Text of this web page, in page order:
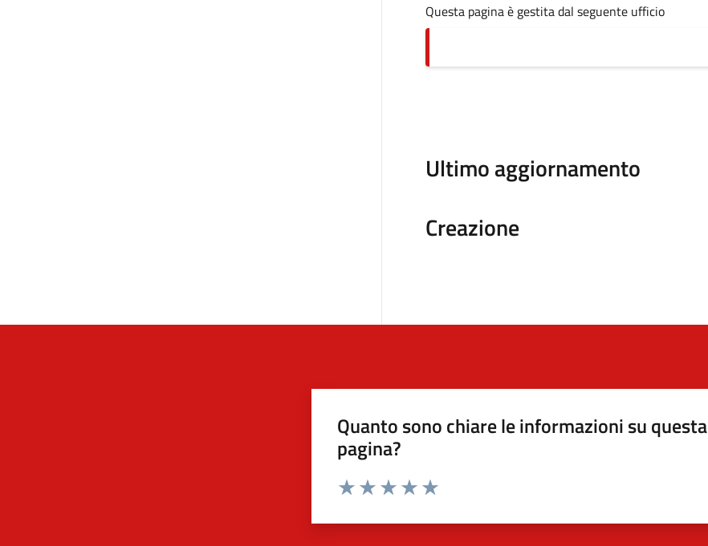
Questa pagina è gestita dal seguente ufficio
Ultimo aggiornamento
Creazione
Quanto sono chiare le informazioni su questa
pagina?
Valuta da 1 a 5 stelle la pagina